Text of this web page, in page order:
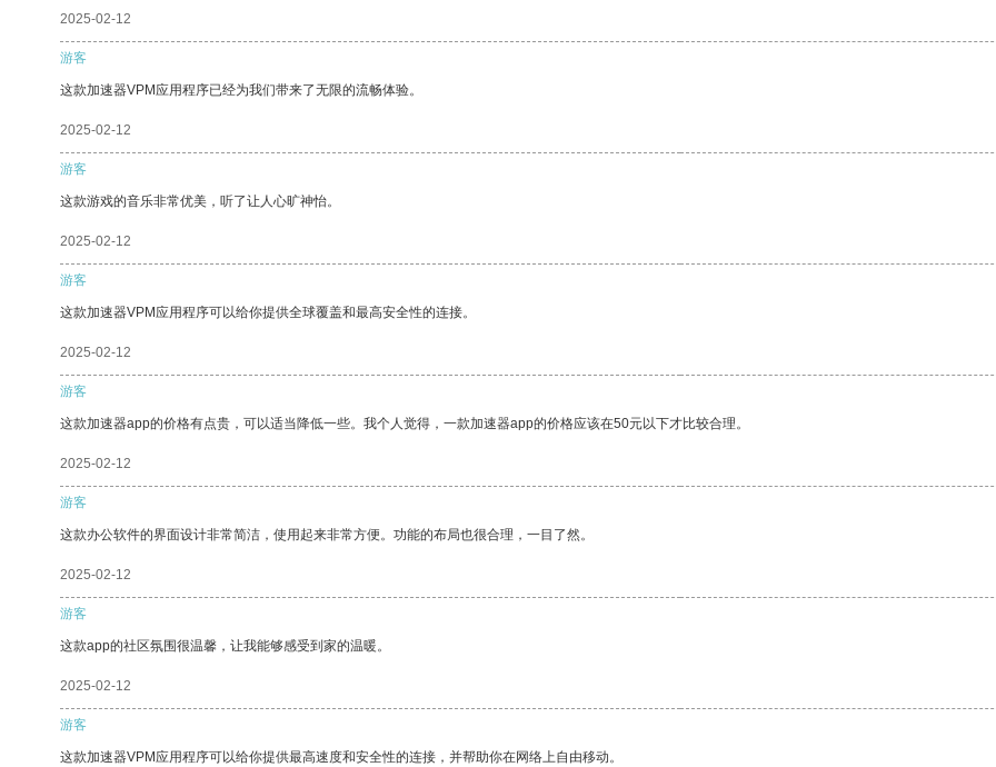
2025-02-12
游客
这款加速器VPM应用程序已经为我们带来了无限的流畅体验。
2025-02-12
游客
这款游戏的音乐非常优美，听了让人心旷神怡。
2025-02-12
游客
这款加速器VPM应用程序可以给你提供全球覆盖和最高安全性的连接。
2025-02-12
游客
这款加速器app的价格有点贵，可以适当降低一些。我个人觉得，一款加速器app的价格应该在50元以下才比较合理。
2025-02-12
游客
这款办公软件的界面设计非常简洁，使用起来非常方便。功能的布局也很合理，一目了然。
2025-02-12
游客
这款app的社区氛围很温馨，让我能够感受到家的温暖。
2025-02-12
游客
这款加速器VPM应用程序可以给你提供最高速度和安全性的连接，并帮助你在网络上自由移动。